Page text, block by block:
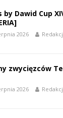
by Dawid Cup
2026
zwycięzców
2026